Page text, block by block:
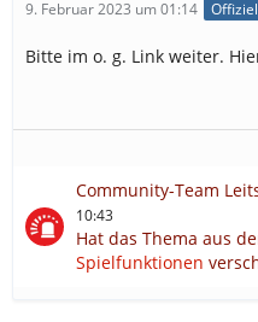
9. Februar 2023 um 01:14
Bitte im o. g. Link weiter.
Community-Team
10:43
Hat das Thema aus
Spielfunktionen